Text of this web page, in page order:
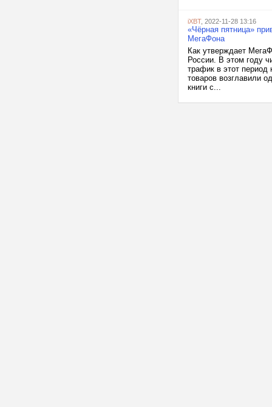
iXBT, 2022-11-28 13:16
«Чёрная пятница»
МегаФона
Как утверждает
России. В этом году
трафик в этот период
товаров возглавили
книги с...